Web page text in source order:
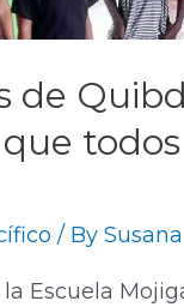
de
/ By
Escuela